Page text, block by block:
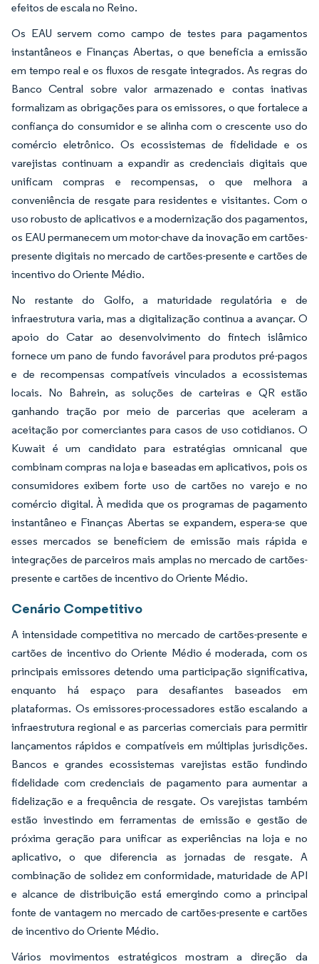
efeitos de escala no Reino.
Os EAU servem como campo de testes para pagamentos
instantâneos e Finanças Abertas, o que beneficia a emissão
em tempo real e os fluxos de resgate integrados. As regras do
Banco Central sobre valor armazenado e contas inativas
formalizam as obrigações para os emissores, o que fortalece a
confiança do consumidor e se alinha com o crescente uso do
comércio eletrônico. Os ecossistemas de fidelidade e os
varejistas continuam a expandir as credenciais digitais que
unificam compras e recompensas, o que melhora a
conveniência de resgate para residentes e visitantes. Com o
uso robusto de aplicativos e a modernização dos pagamentos,
os EAU permanecem um motor-chave da inovação em cartões-
presente digitais no mercado de cartões-presente e cartões de
incentivo do Oriente Médio.
No restante do Golfo, a maturidade regulatória e de
infraestrutura varia, mas a digitalização continua a avançar. O
apoio do Catar ao desenvolvimento do fintech islâmico
fornece um pano de fundo favorável para produtos pré-pagos
e de recompensas compatíveis vinculados a ecossistemas
locais. No Bahrein, as soluções de carteiras e QR estão
ganhando tração por meio de parcerias que aceleram a
aceitação por comerciantes para casos de uso cotidianos. O
Kuwait é um candidato para estratégias omnicanal que
combinam compras na loja e baseadas em aplicativos, pois os
consumidores exibem forte uso de cartões no varejo e no
comércio digital. À medida que os programas de pagamento
instantâneo e Finanças Abertas se expandem, espera-se que
esses mercados se beneficiem de emissão mais rápida e
integrações de parceiros mais amplas no mercado de cartões-
presente e cartões de incentivo do Oriente Médio.
Cenário Competitivo
A intensidade competitiva no mercado de cartões-presente e
cartões de incentivo do Oriente Médio é moderada, com os
principais emissores detendo uma participação significativa,
enquanto há espaço para desafiantes baseados em
plataformas. Os emissores-processadores estão escalando a
infraestrutura regional e as parcerias comerciais para permitir
lançamentos rápidos e compatíveis em múltiplas jurisdições.
Bancos e grandes ecossistemas varejistas estão fundindo
fidelidade com credenciais de pagamento para aumentar a
fidelização e a frequência de resgate. Os varejistas também
estão investindo em ferramentas de emissão e gestão de
próxima geração para unificar as experiências na loja e no
aplicativo, o que diferencia as jornadas de resgate. A
combinação de solidez em conformidade, maturidade de API
e alcance de distribuição está emergindo como a principal
fonte de vantagem no mercado de cartões-presente e cartões
de incentivo do Oriente Médio.
Vários movimentos estratégicos mostram a direção da